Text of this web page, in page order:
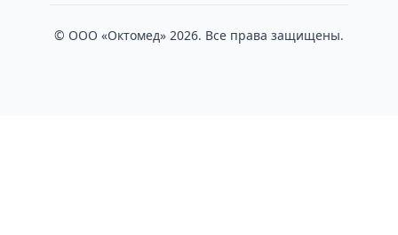
© ООО «Октомед» 2026. Все права защищены.